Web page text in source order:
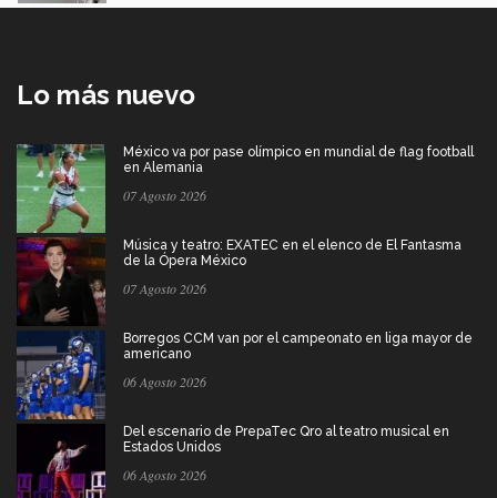
Lo más nuevo
México va por pase olímpico en mundial de flag football
en Alemania
07 Agosto 2026
Música y teatro: EXATEC en el elenco de El Fantasma
de la Ópera México
07 Agosto 2026
Borregos CCM van por el campeonato en liga mayor de
americano
06 Agosto 2026
Del escenario de PrepaTec Qro al teatro musical en
Estados Unidos
06 Agosto 2026